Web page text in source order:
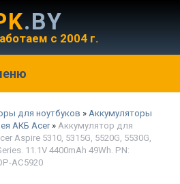
.BY
с 2004 г.
для ноутбуков » Аккумуляторы
АКБ Acer » Аккумулятор для
Aspire 5310, 5315G, 5520G, 5530G,
11.1V 4400mAh 49Wh. PN:
AC5920